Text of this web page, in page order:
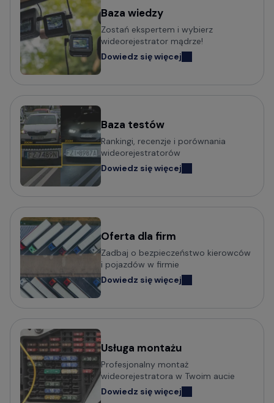
Baza wiedzy
Zostań ekspertem i wybierz
wideorejestrator mądrze!
Dowiedz się więcej
Baza testów
Rankingi, recenzje i porównania
wideorejestratorów
Dowiedz się więcej
Oferta dla firm
Zadbaj o bezpieczeństwo kierowców
i pojazdów w firmie
Dowiedz się więcej
Usługa montażu
Profesjonalny montaż
wideorejestratora w Twoim aucie
Dowiedz się więcej